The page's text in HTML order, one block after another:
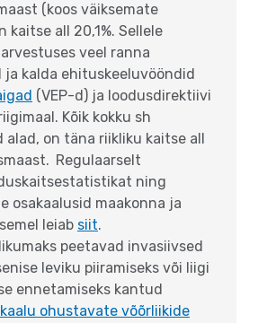
(koos väiksemate
kaitse all 20,1%. Sellele
veel ranna
kalda ehituskeeluvööndid
(VEP-d) ja loodusdirektiivi
Kõik kokku sh
on täna riikliku kaitse all
Regulaarselt
ning
osakaalusid maakonna ja
leiab siit.
peetavad invasiivsed
leviku piiramiseks või liigi
ennetamiseks kantud
ohustavate võõrliikide